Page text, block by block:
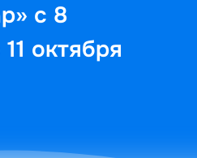
с 8
октября